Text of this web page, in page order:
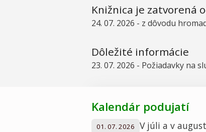
Knižnica je zatvorená
24. 07. 2026 - z dôvodu
Dôležité informácie
23. 07. 2026 - Požiadavky na
Kalendár podujatí
01. 07. 2026
V júli a v